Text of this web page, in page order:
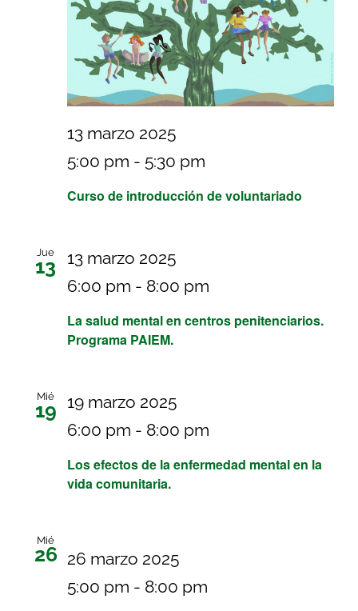
Curso de introducción de voluntariado
13 marzo 2025
5:00 pm - 5:30 pm
Jue
13
La salud mental en centros penitenciarios.
Programa PAIEM.
13 marzo 2025
6:00 pm - 8:00 pm
Mié
19
Los efectos de la enfermedad mental en la
vida comunitaria.
19 marzo 2025
6:00 pm - 8:00 pm
Mié
26 26 marzo 2025
5:00 pm - 8:00 pm